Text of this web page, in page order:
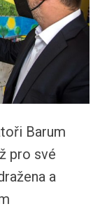
Barum
pro své
a